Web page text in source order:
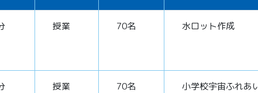
授業 70名 水ロット作成
授業 70名
小学校宇宙ふれあ